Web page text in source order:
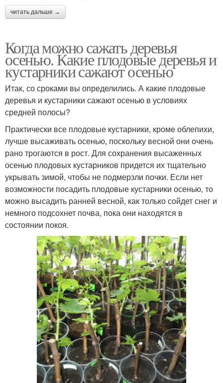
читать дальше →
Когда можно сажать деревья
осенью. Какие плодовые деревья и
кустарники сажают осенью
Итак, со сроками вы определились. А какие плодовые
деревья и кустарники сажают осенью в условиях
средней полосы?
Практически все плодовые кустарники, кроме облепихи,
лучше высаживать осенью, поскольку весной они очень
рано трогаются в рост. Для сохранения высаженных
осенью плодовых кустарников придется их тщательно
укрывать зимой, чтобы не подмерзли почки. Если нет
возможности посадить плодовые кустарники осенью, то
можно высадить ранней весной, как только сойдет снег и
немного подсохнет почва, пока они находятся в
состоянии покоя.